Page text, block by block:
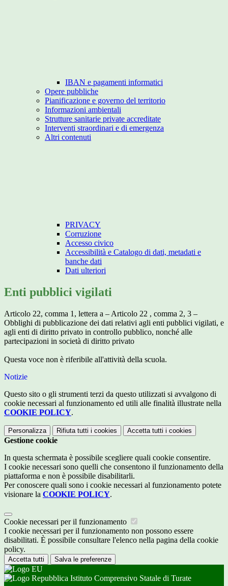
IBAN e pagamenti informatici
Opere pubbliche
Pianificazione e governo del territorio
Informazioni ambientali
Strutture sanitarie private accreditate
Interventi straordinari e di emergenza
Altri contenuti
PRIVACY
Corruzione
Accesso civico
Accessibilità e Catalogo di dati, metadati e
banche dati
Dati ulteriori
Enti pubblici vigilati
Articolo 22, comma 1, lettera a – Articolo 22 , comma 2, 3 –
Obblighi di pubblicazione dei dati relativi agli enti pubblici vigilati, e
agli enti di diritto privato in controllo pubblico, nonché alle
partecipazioni in società di diritto privato
Questa voce non è riferibile all'attività della scuola.
Notizie
Questo sito o gli strumenti terzi da questo utilizzati si avvalgono di
cookie necessari al funzionamento ed utili alle finalità illustrate nella
COOKIE POLICY.
Personalizza Rifiuta tutti i cookies Accetta tutti i cookies
Gestione cookie
In questa schermata è possibile scegliere quali cookie consentire.
I cookie necessari sono quelli che consentono il funzionamento della
piattaforma e non è possibile disabilitarli.
Per conoscere quali sono i cookie necessari al funzionamento potete
visionare la COOKIE POLICY.
Cookie necessari per il funzionamento
I cookie necessari per il funzionamento non possono essere
disabilitati. È possibile consultare l'elenco nella pagina della cookie
policy.
Accetta tutti Salva le preferenze
Istituto Comprensivo Statale di Turate